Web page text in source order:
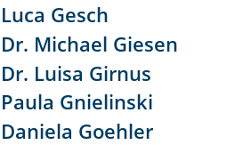
Luca Gesch
Dr. Michael Giesen
Dr. Luisa Girnus
Paula Gnielinski
Daniela Goehler